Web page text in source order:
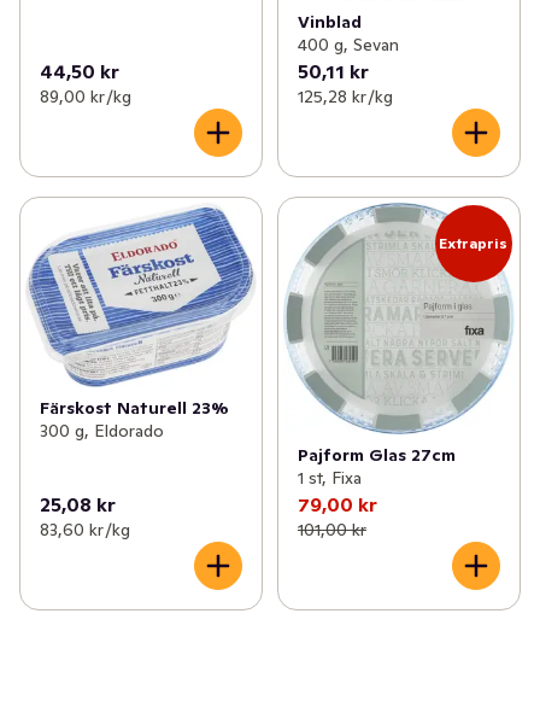
44,50 kr
89,00 kr /kg
Vinblad
400 g, Sevan
50,11 kr
125,28 kr /kg
Färskost Naturell 23%
300 g, Eldorado
25,08 kr
83,60 kr /kg
Extrapris
Pajform Glas 27cm
1 st, Fixa
79,00 kr
101,00 kr